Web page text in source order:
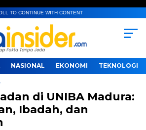
TO CONTINUE WITH CONTENT
NASIONAL EKONOMI TEKNOLOGI
di UNIBA Madura:
Ibadah, dan